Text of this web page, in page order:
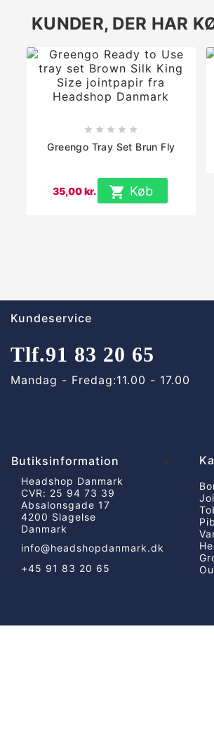
KUNDER, DER HAR
    
Greengo Tray Set Brun Fly
35,00 kr.  Køb
Kundeservice
Tlf.91 83 20 65
Mandag - Fredag:11.00 - 17.00
Butiksinformation
Headshop Danmark
CVR: 25 94 73 39
Absalonsgade 17
4200 Slagelse
Danmark
info@headshopdanmark.dk
+45 91 83 20 65